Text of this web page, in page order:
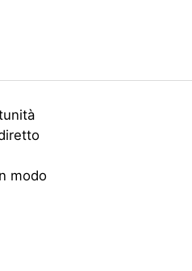
modo